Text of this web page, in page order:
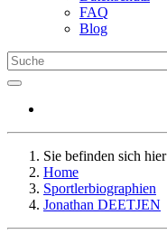
FAQ
Blog
Sie befinden sich hier
Home
Sportlerbiographien
Jonathan DEETJEN